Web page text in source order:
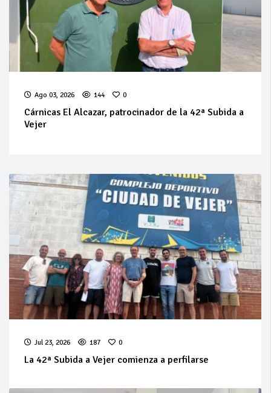
Ago 03, 2026 144 0
Cárnicas El Alcazar, patrocinador de la 42ª Subida a
Vejer
Jul 23, 2026 187 0
La 42ª Subida a Vejer comienza a perfilarse